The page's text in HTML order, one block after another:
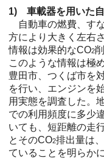
1) 車載器を用いた
自動車の燃費、す
方により大きく左右
情報は効果的なCO2
このような情報は極
豊田市、つくば市を
を行い、エンジンを
用実態を調査した。
での利用頻度に多少
いても、短距離の走
とそのCO2排出量は
ていることを明らか